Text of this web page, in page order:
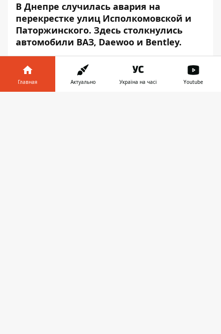
В Днепре случилась авария на
перекрестке улиц Исполкомовской и
Паторжинского. Здесь столкнулись
автомобили ВАЗ, Daewoo и Bentley.
Инцидент произошел около 13:30. Об этом
сообщает
Информатор
Предварительно сообщается, что
Главная Актуально Україна на часі Youtube